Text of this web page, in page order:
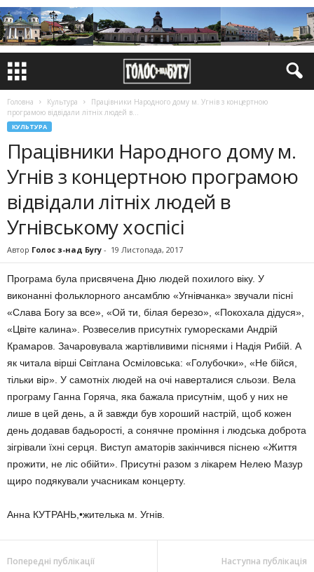
Головна Культура
Працівники Народного дому м. Угнів з концертною
програмою відвідали літніх людей в...
КУЛЬТУРА
Працівники Народного дому м.
Угнів з концертною програмою
відвідали літніх людей в
Угнівському хоспісі
Автор Голос з-над Бугу - 19 Листопада, 2017
Програма була присвячена Дню людей похилого віку. У
виконанні фольклорного ансамблю «Угнівчанка» звучали пісні
«Слава Богу за все», «Ой ти, білая березо», «Покохала дідуся»,
«Цвіте калина». Розвеселив присутніх гуморесками Андрій
Крамаров. Зачаровувала жартівливими піснями і Надія Рибій. А
як читала вірші Світлана Осміловська: «Голубочки», «Не бійся,
тільки вір». У самотніх людей на очі наверталися сльози. Вела
програму Ганна Горяча, яка бажала присутнім, щоб у них не
лише в цей день, а й завжди був хороший настрій, щоб кожен
день додавав бадьорості, а сонячне проміння і людська доброта
зігрівали їхні серця. Виступ аматорів закінчився піснею «Життя
прожити, не ліс обійти». Присутні разом з лікарем Нелею Мазур
щиро подякували учасникам концерту.
Анна КУТРАНЬ,•жителька м. Угнів.
Попередні публікації Наступна публікація